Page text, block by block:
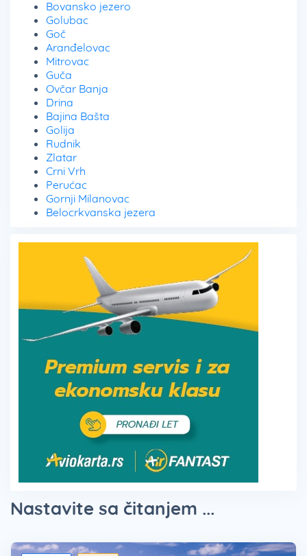
Bovansko jezero
Golubac
Goč
Aranđelovac
Mitrovac
Guča
Ovčar Banja
Drina
Bajina Bašta
Golija
Rudnik
Zlatar
Crni Vrh
Perućac
Gornji Milanovac
Belocrkvanska jezera
Nastavite sa čitanjem ...